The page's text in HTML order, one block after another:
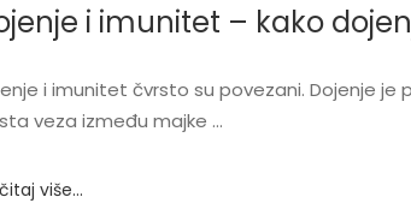
i imunitet – kako
i imunitet čvrsto su povezani. Dojenje
veza između majke
više...